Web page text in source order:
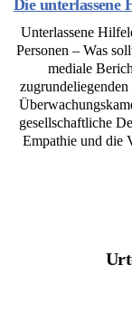
Die unterlassene
Unterlassene
Personen – Was
mediale
gesellschaftliche
Empathie und die